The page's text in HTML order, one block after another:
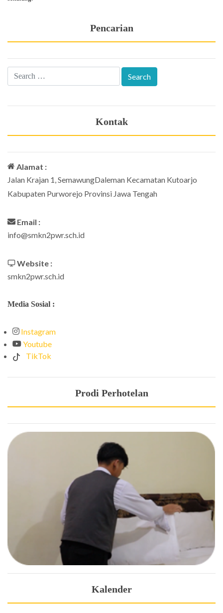
Pencarian
Kontak
Alamat :
Jalan Krajan 1, SemawungDaleman Kecamatan Kutoarjo
Kabupaten Purworejo Provinsi Jawa Tengah
Email :
info@smkn2pwr.sch.id
Website :
smkn2pwr.sch.id
Media Sosial :
Instagram
Youtube
TikTok
Prodi Perhotelan
Kalender